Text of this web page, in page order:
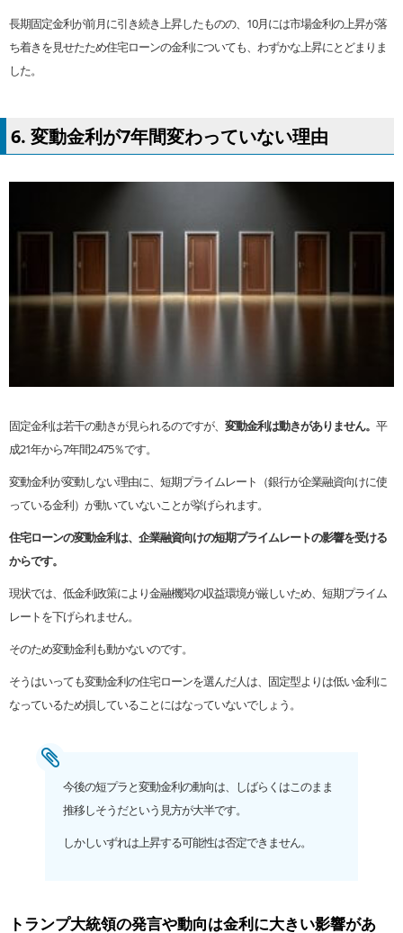
長期固定金利が前月に引き続き上昇したものの、10月には市場金利の上昇が落
ち着きを見せたため住宅ローンの金利についても、わずかな上昇にとどまりま
した。
6. 変動金利が7年間変わっていない理由
固定金利は若干の動きが見られるのですが、 変動金利は動きがありません。 平
成21年から7年間2.475％です。
変動金利が変動しない理由に、短期プライムレート（銀行が企業融資向けに使
っている金利）が動いていないことが挙げられます。
住宅ローンの変動金利は、企業融資向けの短期プライムレートの影響を受ける
からです。
現状では、低金利政策により金融機関の収益環境が厳しいため、短期プライム
レートを下げられません。
そのため変動金利も動かないのです。
そうはいっても変動金利の住宅ローンを選んだ人は、固定型よりは低い金利に
なっているため損していることにはなっていないでしょう。
今後の短プラと変動金利の動向は、しばらくはこのまま
推移しそうだという見方が大半です。
しかしいずれは上昇する可能性は否定できません。
トランプ大統領の発言や動向は金利に大きい影響があ